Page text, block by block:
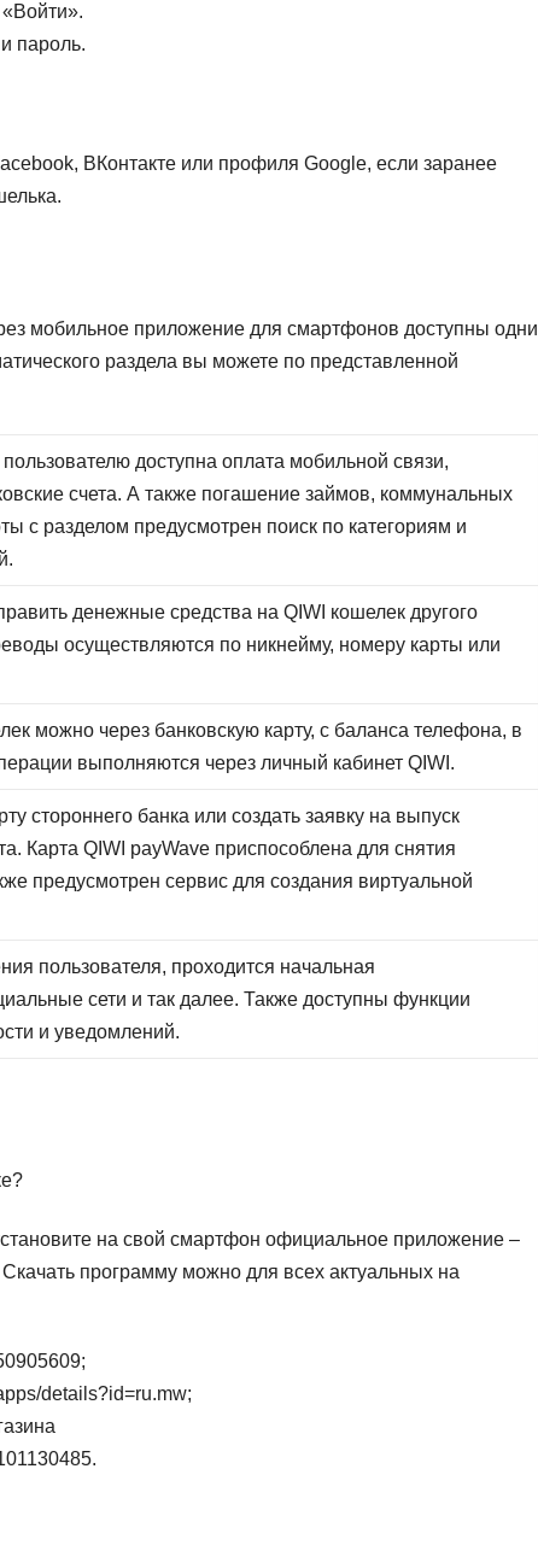
пароль.
ВКонтакте или профиля Google, если заранее
мобильное приложение для смартфонов доступны одни
раздела вы можете по представленной
доступна оплата мобильной связи,
счета. А также погашение займов, коммунальных
с разделом предусмотрен поиск по категориям и
денежные средства на QIWI кошелек другого
осуществляются по никнейму, номеру карты или
можно через банковскую карту, с баланса телефона, в
выполняются через личный кабинет QIWI.
стороннего банка или создать заявку на выпуск
Карта QIWI payWave приспособлена для снятия
предусмотрен сервис для создания виртуальной
пользователя, проходится начальная
сети и так далее. Также доступны функции
и уведомлений.
на свой смартфон официальное приложение –
программу можно для всех актуальных на
;
details?id=ru.mw;
.